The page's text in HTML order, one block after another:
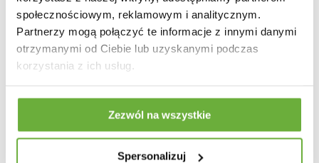
społecznościowym, reklamowym i analitycznym.
Partnerzy mogą połączyć te informacje z innymi danymi
otrzymanymi od Ciebie lub uzyskanymi podczas
korzystania z ich usług.
Zezwól na wszystkie
Spersonalizuj